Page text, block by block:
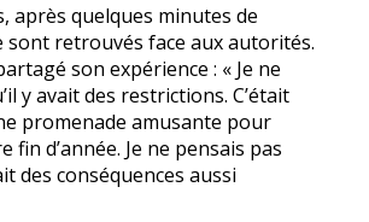
après quelques minutes de
sont retrouvés face aux autorités.
son expérience : « Je ne
y avait des restrictions. C’était
promenade amusante pour
fin d’année. Je ne pensais pas
des conséquences aussi